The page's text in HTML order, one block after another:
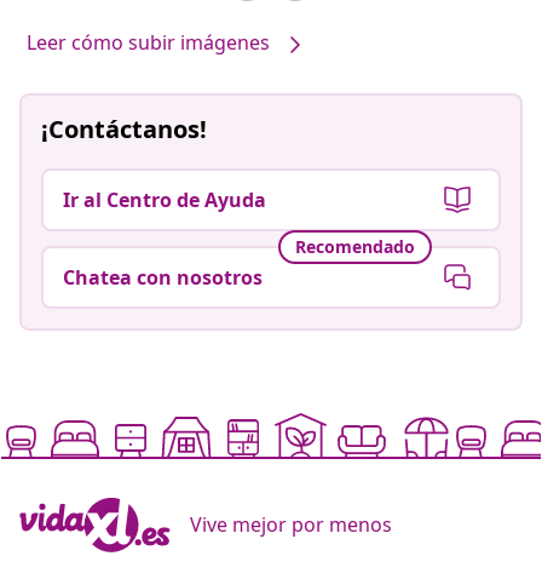
Leer cómo subir imágenes
¡Contáctanos!
Ir al Centro de Ayuda
Recomendado
Chatea con nosotros
Vive mejor por menos